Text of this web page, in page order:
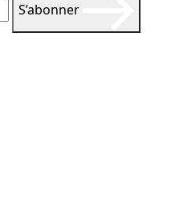
S’abonner